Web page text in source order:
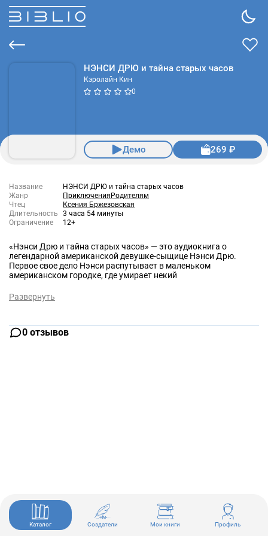
НЭНСИ ДРЮ и тайна старых часов
Кэролайн Кин
0
Демо 269 ₽
Название
НЭНСИ ДРЮ и тайна старых часов
Жанр
Приключения Родителям
Чтец
Ксения Бржезовская
Длительность
3 часа 54 минуты
Ограничение
12+
«Нэнси Дрю и тайна старых часов» — это аудиокнига о
легендарной американской девушке-сыщице Нэнси Дрю.
Первое свое дело Нэнси распутывает в маленьком
американском городке, где умирает некий
Развернуть
0 отзывов
Каталог Создатели Мои книги Профиль